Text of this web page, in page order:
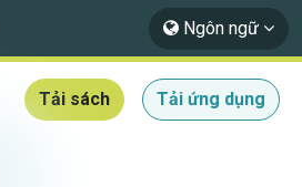
Ngôn ngữ
Tải sách Tải ứng dụng